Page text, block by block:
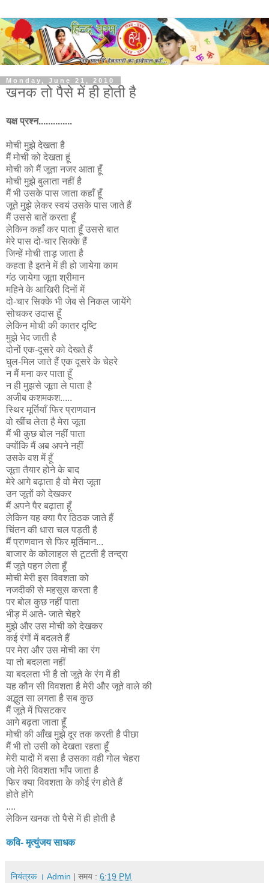
Monday, June 21, 2010
खनक तो पैसे में ही होती है
यक्ष प्रश्न..............
मोची मुझे देखता है
मैं मोची को देखता हूं
मोची को मैं जूता नजर आता हूँ
मोची मुझे बुलाता नहीं है
मैं भी उसके पास जाता कहाँ हूँ
जूते मुझे लेकर स्वयं उसके पास जाते हैं
मैं उससे बातें करता हूँ
लेकिन कहाँ कर पाता हूँ उससे बात
मेरे पास दो-चार सिक्के हैं
जिन्हें मोची ताड़ जाता है
कहता है इतने में ही हो जायेगा काम
गंठ जायेगा जूता श्रीमान
महिने के आखिरी दिनों में
दो-चार सिक्के भी जेब से निकल जायेंगे
सोचकर उदास हूँ
लेकिन मोची की कातर दृष्टि
मुझे भेद जाती है
दोनों एक-दूसरे को देखते हैं
घुल-मिल जाते हैं एक दूसरे के चेहरे
न मैं मना कर पाता हूँ
न ही मुझसे जूता ले पाता है
अजीब कशमकश.....
स्थिर मूर्तियाँ फिर प्राणवान
वो खींच लेता है मेरा जूता
मैं भी कुछ बोल नहीं पाता
क्योंकि मैं अब अपने नहीं
उसके वश में हूँ
जूता तैयार होने के बाद
मेरे आगे बढ़ाता है वो मेरा जूता
उन जूतों को देखकर
मैं अपने पैर बढ़ाता हूँ
लेकिन यह क्या पैर ठिठक जाते हैं
चिंतन की धारा चल पड़ती है
मैं प्राणवान से फिर मूर्तिमान...
बाजार के कोलाहल से टूटती है तन्द्रा
मैं जूते पहन लेता हूँ
मोची मेरी इस विवशता को
नजदीकी से महसूस करता है
पर बोल कुछ नहीं पाता
भीड़ में आते- जाते चेहरे
मुझे और उस मोची को देखकर
कई रंगों में बदलते हैं
पर मेरा और उस मोची का रंग
या तो बदलता नहीं
या बदलता भी है तो जूते के रंग में ही
यह कौन सी विवशता है मेरी और जूते वाले की
अद्भुत सा लगता है सब कुछ
मैं जूते में घिसटकर
आगे बढ़ता जाता हूँ
मोची की आँख मुझे दूर तक करती है पीछा
मैं भी तो उसी को देखता रहता हूँ
मेरी यादों में बसा है उसका वही गोल चेहरा
जो मेरी विवशता भाँप जाता है
फिर क्या विवशता के कोई रंग होते हैं
होते होंगे
....
लेकिन खनक तो पैसे में ही होती है
कवि- मृत्युंजय साधक
नियंत्रक । Admin | समय : 6:19 PM